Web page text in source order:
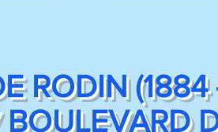
RODIN (1884